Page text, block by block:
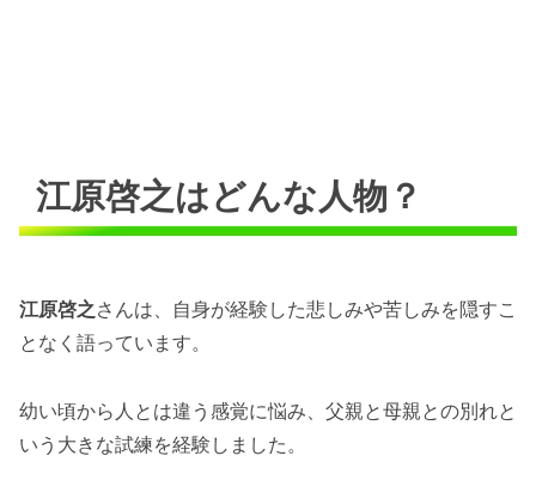
江原啓之はどんな人物？
江原啓之さんは、自身が経験した悲しみや苦しみを隠すこ
となく語っています。
幼い頃から人とは違う感覚に悩み、父親と母親との別れと
いう大きな試練を経験しました。